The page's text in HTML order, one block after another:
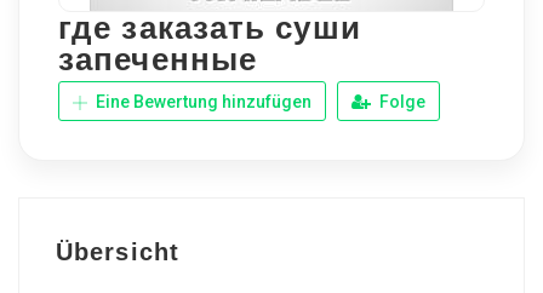
где заказать суши
запеченные
Eine Bewertung hinzufügen Folge
Übersicht